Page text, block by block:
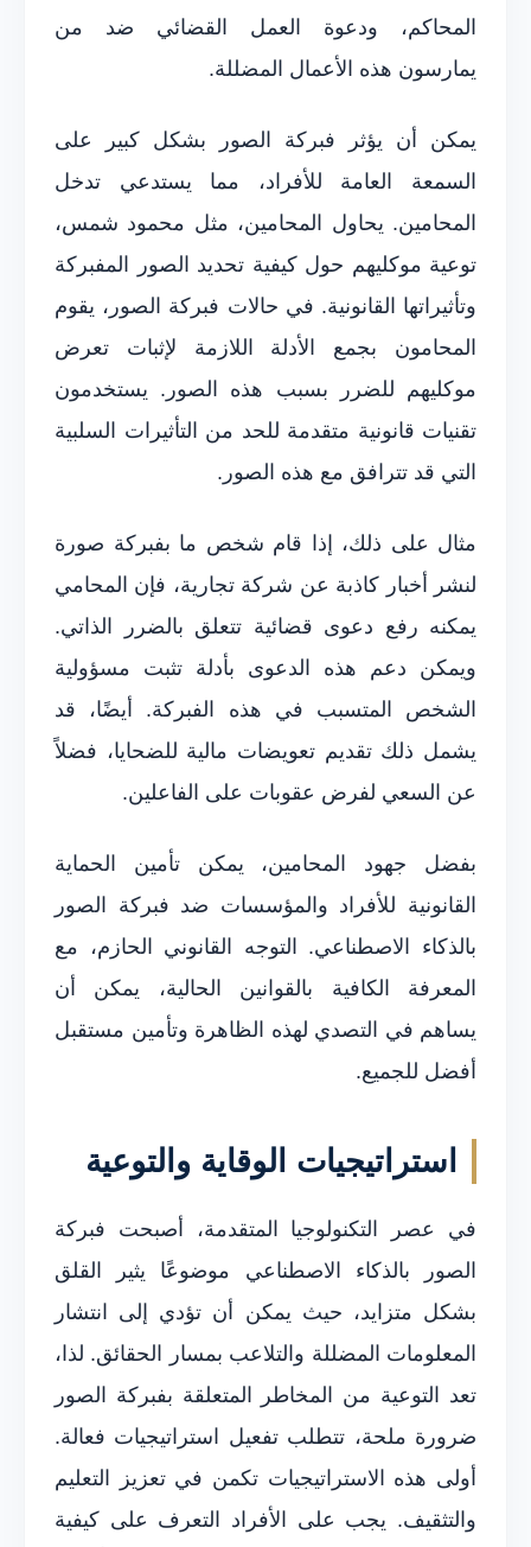
المحاكم، ودعوة العمل القضائي ضد من
يمارسون هذه الأعمال المضللة.
يمكن أن يؤثر فبركة الصور بشكل كبير على
السمعة العامة للأفراد، مما يستدعي تدخل
المحامين. يحاول المحامين، مثل محمود شمس،
توعية موكليهم حول كيفية تحديد الصور المفبركة
وتأثيراتها القانونية. في حالات فبركة الصور، يقوم
المحامون بجمع الأدلة اللازمة لإثبات تعرض
موكليهم للضرر بسبب هذه الصور. يستخدمون
تقنيات قانونية متقدمة للحد من التأثيرات السلبية
التي قد تترافق مع هذه الصور.
مثال على ذلك، إذا قام شخص ما بفبركة صورة
لنشر أخبار كاذبة عن شركة تجارية، فإن المحامي
يمكنه رفع دعوى قضائية تتعلق بالضرر الذاتي.
ويمكن دعم هذه الدعوى بأدلة تثبت مسؤولية
الشخص المتسبب في هذه الفبركة. أيضًا، قد
يشمل ذلك تقديم تعويضات مالية للضحايا، فضلاً
عن السعي لفرض عقوبات على الفاعلين.
بفضل جهود المحامين، يمكن تأمين الحماية
القانونية للأفراد والمؤسسات ضد فبركة الصور
بالذكاء الاصطناعي. التوجه القانوني الحازم، مع
المعرفة الكافية بالقوانين الحالية، يمكن أن
يساهم في التصدي لهذه الظاهرة وتأمين مستقبل
أفضل للجميع.
استراتيجيات الوقاية والتوعية
في عصر التكنولوجيا المتقدمة، أصبحت فبركة
الصور بالذكاء الاصطناعي موضوعًا يثير القلق
بشكل متزايد، حيث يمكن أن تؤدي إلى انتشار
المعلومات المضللة والتلاعب بمسار الحقائق. لذا،
تعد التوعية من المخاطر المتعلقة بفبركة الصور
ضرورة ملحة، تتطلب تفعيل استراتيجيات فعالة.
أولى هذه الاستراتيجيات تكمن في تعزيز التعليم
والتثقيف. يجب على الأفراد التعرف على كيفية